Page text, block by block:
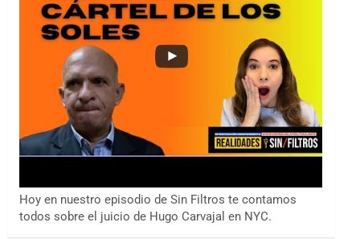
Hoy en nuestro episodio de Sin Filtros te contamos
todos sobre el juicio de Hugo Carvajal en NYC.